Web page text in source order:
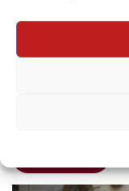
21
Cаmеrоun : La
recensement
Par la rédactiоn de